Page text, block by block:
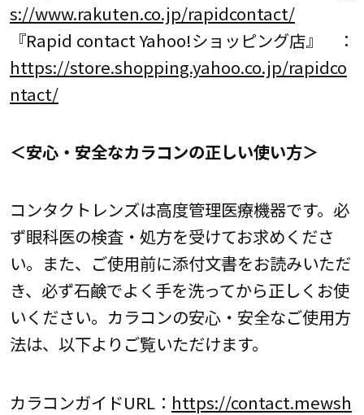
s://www.rakuten.co.jp/rapidcontact/
『Rapid contact Yahoo!ショッピング店』 ：
https://store.shopping.yahoo.co.jp/rapidco
ntact/
＜安心・安全なカラコンの正しい使い方＞
コンタクトレンズは高度管理医療機器です。必
ず眼科医の検査・処方を受けてお求めくださ
い。また、ご使用前に添付文書をお読みいただ
き、必ず石鹸でよく手を洗ってから正しくお使
いください。カラコンの安心・安全なご使用方
法は、以下よりご覧いただけます。
カラコンガイドURL： https://contact.mewsh